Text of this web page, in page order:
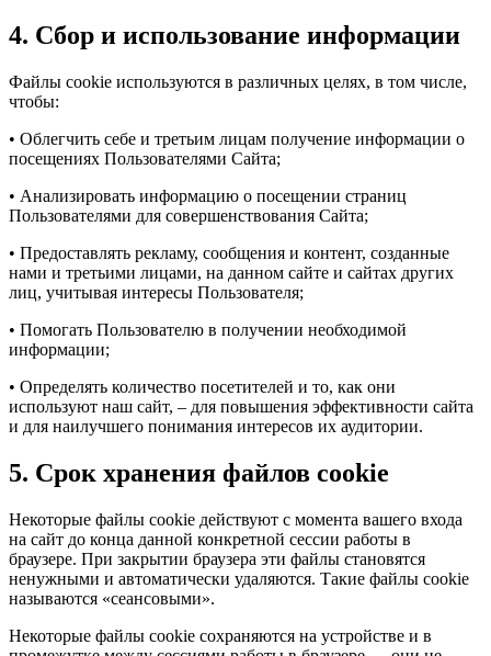
4. Сбор и использование информации
Файлы cookie используются в различных целях, в том числе,
чтобы:
• Облегчить себе и третьим лицам получение информации о
посещениях Пользователями Сайта;
• Анализировать информацию о посещении страниц
Пользователями для совершенствования Сайта;
• Предоставлять рекламу, сообщения и контент, созданные
нами и третьими лицами, на данном сайте и сайтах других
лиц, учитывая интересы Пользователя;
• Помогать Пользователю в получении необходимой
информации;
• Определять количество посетителей и то, как они
используют наш сайт, – для повышения эффективности сайта
и для наилучшего понимания интересов их аудитории.
5. Срок хранения файлов cookie
Некоторые файлы cookie действуют с момента вашего входа
на сайт до конца данной конкретной сессии работы в
браузере. При закрытии браузера эти файлы становятся
ненужными и автоматически удаляются. Такие файлы cookie
называются «сеансовыми».
Некоторые файлы cookie сохраняются на устройстве и в